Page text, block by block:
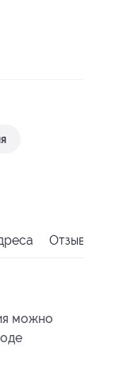
Отзывы
можно